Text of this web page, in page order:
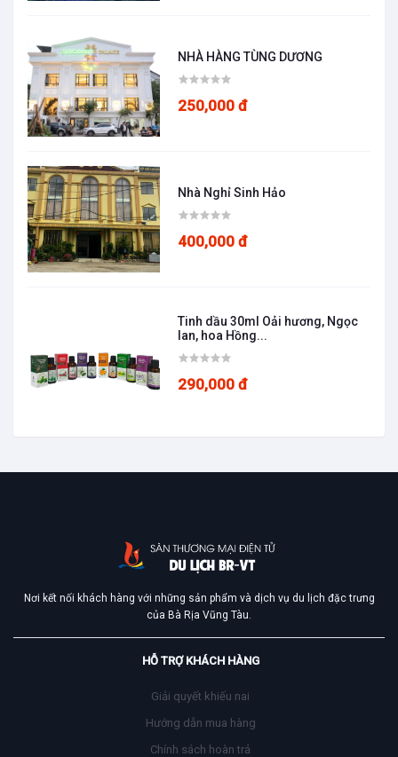
NHÀ HÀNG TÙNG DƯƠNG
250,000 đ
Nhà Nghỉ Sinh Hảo
400,000 đ
Tinh dầu 30ml Oải hương, Ngọc
lan, hoa Hồng...
290,000 đ
Nơi kết nối khách hàng với những sản phẩm và dịch vụ du lịch đặc trưng
của Bà Rịa Vũng Tàu.
HỖ TRỢ KHÁCH HÀNG
Giải quyết khiếu nai
Hướng dẫn mua hàng
Chính sách hoàn trả